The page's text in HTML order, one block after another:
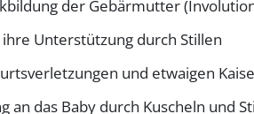
der Gebärmutter
Unterstützung durch Stillen
und etwaigen
an das Baby durch Kuscheln und